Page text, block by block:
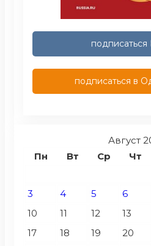
подписаться
подписаться в
Август
Пн
Вт Ср Чт
3
4 5 6
10
11 12 13
17
18 19 20